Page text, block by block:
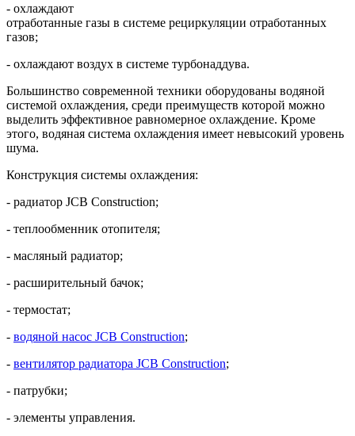
- охлаждают
отработанные газы в системе рециркуляции отработанных
газов;
- охлаждают воздух в системе турбонаддува.
Большинство современной техники оборудованы водяной
системой охлаждения, среди преимуществ которой можно
выделить эффективное равномерное охлаждение. Кроме
этого, водяная система охлаждения имеет невысокий уровень
шума.
Конструкция системы охлаждения:
- радиатор JCB Construction;
- теплообменник отопителя;
- масляный радиатор;
- расширительный бачок;
- термостат;
- водяной насос JCB Construction;
- вентилятор радиатора JCB Construction;
- патрубки;
- элементы управления.